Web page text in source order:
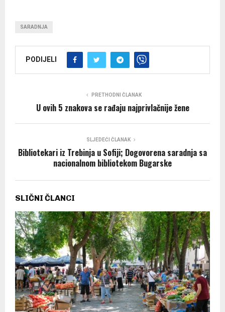
SARADNJA
PODIJELI
PRETHODNI ČLANAK
U ovih 5 znakova se rađaju najprivlačnije žene
SLJEDEĆI ČLANAK
Bibliotekari iz Trebinja u Sofiji; Dogovorena saradnja sa
nacionalnom bibliotekom Bugarske
SLIČNI ČLANCI